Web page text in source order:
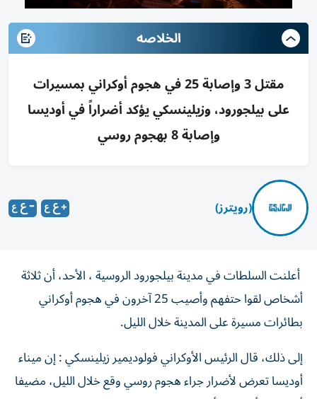
الخلاصه
مقتل 3 وإصابة 25 في هجوم أوكراني بمسيرات
على بيلجورود، وزيلينسكي يؤكد أضراراً في أوديسا
وإصابة 8 بهجوم روسي
(رويترز)
​أعلنت ⁠السلطات ‌في مدينة ‌بيلجورود الروسية ، الأحد، ⁠أن ثلاثة
أشخاص لقوا ​حتفهم وأصيب ‌25 آخرون ⁠في هجوم أوكراني
بطائرات ​مسيرة ‌على ‌المدينة ‌خلال ‌الليل.
إلى ذلك، قال الرئيس ⁠الأوكراني فولوديمير زيلينسكي : إن ميناء
‌أوديسا تعرض ⁠لأضرار جراء هجوم روسي وقع خلال الليل، مضيفا